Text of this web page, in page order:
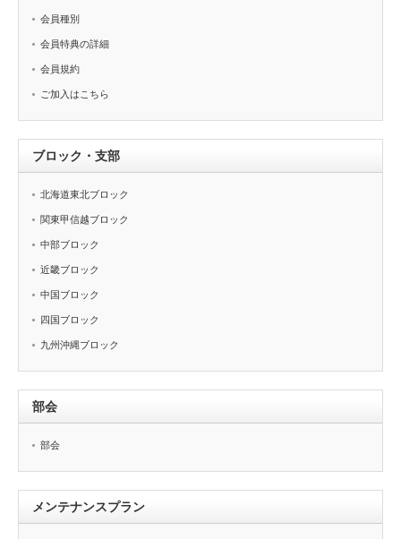
会員種別
会員特典の詳細
会員規約
ご加入はこちら
ブロック・支部
北海道東北ブロック
関東甲信越ブロック
中部ブロック
近畿ブロック
中国ブロック
四国ブロック
九州沖縄ブロック
部会
部会
メンテナンスプラン